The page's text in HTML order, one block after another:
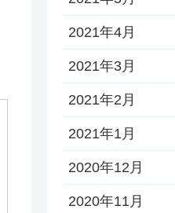
2021年4月
2021年3月
2021年2月
2021年1月
2020年12月
2020年11月